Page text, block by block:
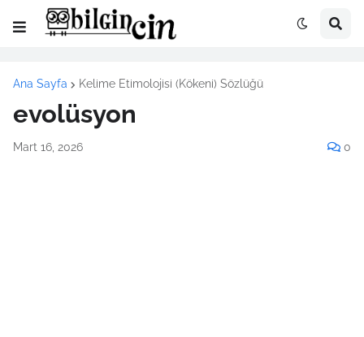
Ana Sayfa Kelime Etimolojisi (Kökeni) Sözlüğü
evolüsyon
Mart 16, 2026 0